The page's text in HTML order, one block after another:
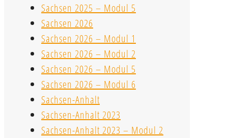
Sachsen 2025 – Modul 5
Sachsen 2026
Sachsen 2026 – Modul 1
Sachsen 2026 – Modul 2
Sachsen 2026 – Modul 5
Sachsen 2026 – Modul 6
Sachsen-Anhalt
Sachsen-Anhalt 2023
Sachsen-Anhalt 2023 – Modul 2